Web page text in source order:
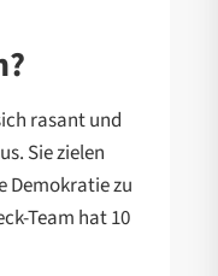
rasant und
Sie zielen
Demokratie zu
Team hat 10